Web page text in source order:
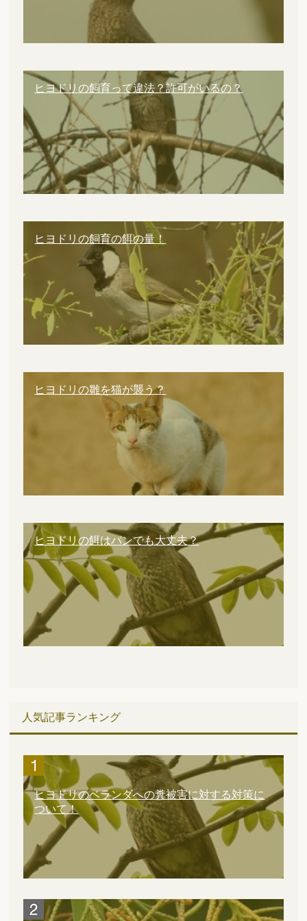
ヒヨドリの飼育って違法？許可がいるの？
ヒヨドリの飼育の餌の量！
ヒヨドリの雛を猫が襲う？
ヒヨドリの餌はパンでも大丈夫？
人気記事ランキング
ヒヨドリのベランダへの糞被害に対する対策に
ついて！